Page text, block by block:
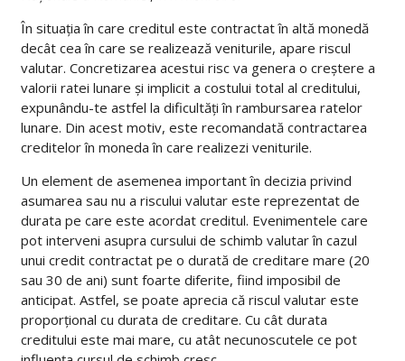
În situația în care creditul este contractat în altă monedă
decât cea în care se realizează veniturile, apare riscul
valutar. Concretizarea acestui risc va genera o creștere a
valorii ratei lunare și implicit a costului total al creditului,
expunându-te astfel la dificultăți în rambursarea ratelor
lunare. Din acest motiv, este recomandată contractarea
creditelor în moneda în care realizezi veniturile.
Un element de asemenea important în decizia privind
asumarea sau nu a riscului valutar este reprezentat de
durata pe care este acordat creditul. Evenimentele care
pot interveni asupra cursului de schimb valutar în cazul
unui credit contractat pe o durată de creditare mare (20
sau 30 de ani) sunt foarte diferite, fiind imposibil de
anticipat. Astfel, se poate aprecia că riscul valutar este
proporțional cu durata de creditare. Cu cât durata
creditului este mai mare, cu atât necunoscutele ce pot